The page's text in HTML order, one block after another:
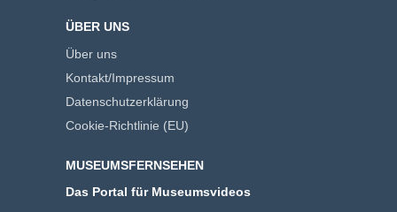
ÜBER UNS
Über uns
Kontakt/Impressum
Datenschutzerklärung
Cookie-Richtlinie (EU)
MUSEUMSFERNSEHEN
Das Portal für Museumsvideos